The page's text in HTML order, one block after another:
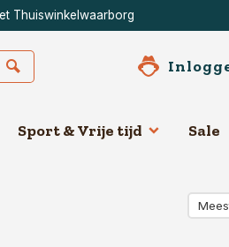
Thuiswinkelwaarborg
Sport & Vrije tijd Sale